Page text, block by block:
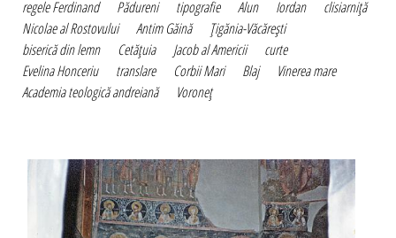
regele Ferdinand
Pădureni tipografie Alun Iordan
clisiarniţă
Nicolae al Rostovului
Antim Găină
Ţigănia-Văcăreşti
biserică din lemn
Cetăţuia Jacob al Americii
curte
Evelina Honceriu
translare Corbii Mari Blaj
Vinerea mare
Academia teologică andreiană
Voroneţ